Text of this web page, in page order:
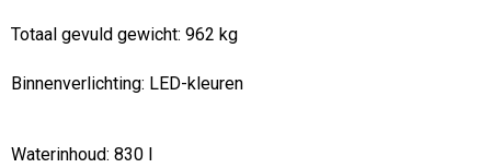
Totaal gevuld gewicht: 962 kg
Binnenverlichting: LED-kleuren
Waterinhoud: 830 l